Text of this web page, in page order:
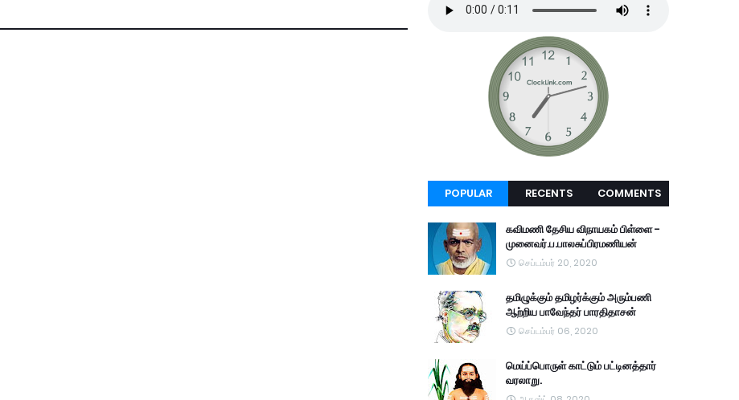
POPULAR RECENTS COMMENTS
கவிமணி தேசிய விநாயகம் பிள்ளை -
முனைவர்.ப.பாலசுப்பிரமணியன்
செப்டம்பர் 20, 2020
தமிழுக்கும் தமிழர்க்கும் அரும்பணி
ஆற்றிய பாவேந்தர் பாரதிதாசன்
செப்டம்பர் 06, 2020
மெய்ப்பொருள் காட்டும் பட்டினத்தார்
வரலாறு.